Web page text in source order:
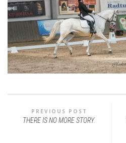
PREVIOUS POST
THERE IS NO MORE STORY.